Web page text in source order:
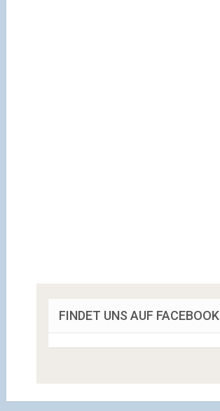
FINDET UNS AUF FACEBOOK